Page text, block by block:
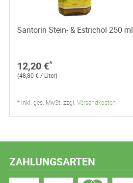
Santorin Stein- & Estrichöl 250 ml
12,20 €*
(48,80 € / Liter)
* inkl. ges. MwSt. zzgl. Versandkosten
ZAHLUNGSARTEN